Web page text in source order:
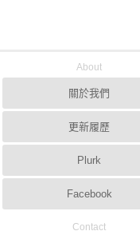
About
關於我們
更新履歷
Plurk
Facebook
Contact